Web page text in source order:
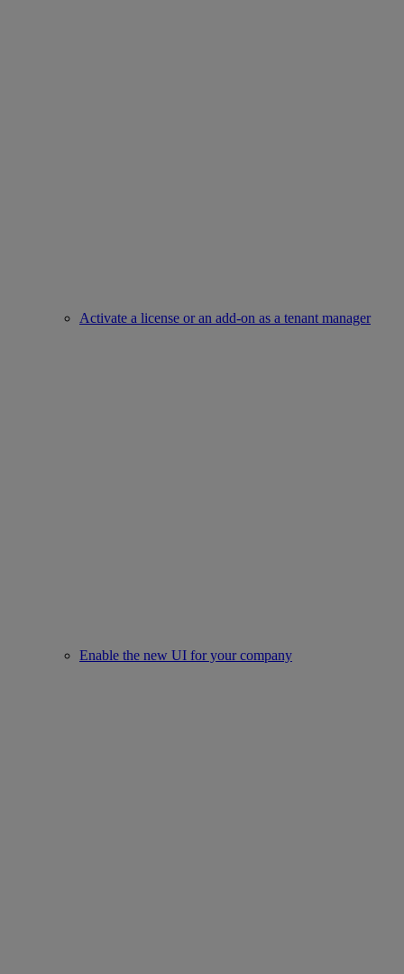
Activate a license or an add-on as a tenant manager
Enable the new UI for your company